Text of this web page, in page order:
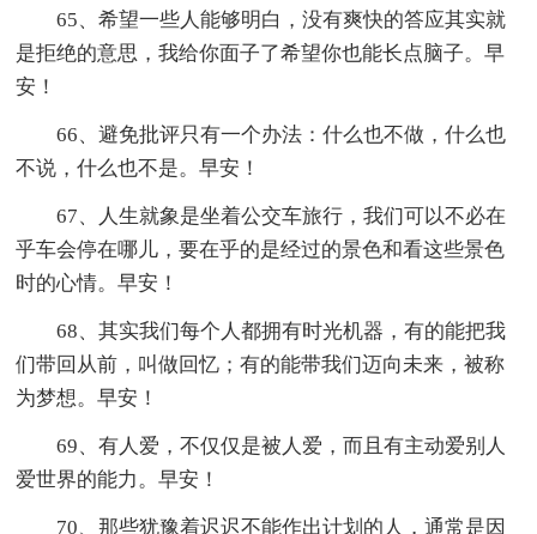
65、希望一些人能够明白，没有爽快的答应其实就
是拒绝的意思，我给你面子了希望你也能长点脑子。早
安！
66、避免批评只有一个办法：什么也不做，什么也
不说，什么也不是。早安！
67、人生就象是坐着公交车旅行，我们可以不必在
乎车会停在哪儿，要在乎的是经过的景色和看这些景色
时的心情。早安！
68、其实我们每个人都拥有时光机器，有的能把我
们带回从前，叫做回忆；有的能带我们迈向未来，被称
为梦想。早安！
69、有人爱，不仅仅是被人爱，而且有主动爱别人
爱世界的能力。早安！
70、那些犹豫着迟迟不能作出计划的人，通常是因